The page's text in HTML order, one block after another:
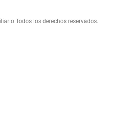
Todos los derechos reservados.